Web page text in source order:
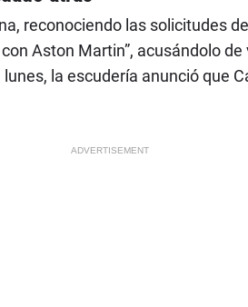
reconociendo las solicitudes
Aston Martin”, acusándolo de
la escudería anunció que
ADVERTISEMENT